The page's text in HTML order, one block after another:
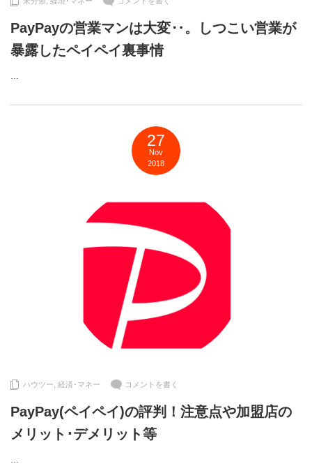
PayPayの営業マンは大変‥。しつこい営業が
暴露したペイペイ裏事情
…
27
Nov
2018
ハウツー 経済･マネー コメントを書く
PayPay(ペイペイ)の評判！注意点や加盟店の
メリット･デメリット等
…